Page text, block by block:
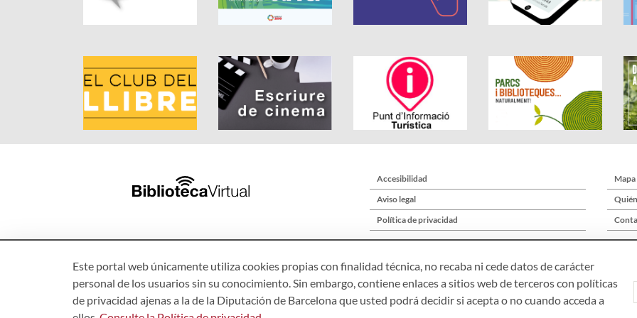
Accesibilidad
Aviso legal
Política de privacidad
Àrea de Cultura – Gerència de Serveis de Biblioteques. Comte d’Urgell, 187.
Este portal web únicamente utiliza cookies propias con finalidad técnica, no recaba ni cede datos de carácter
personal de los usuarios sin su conocimiento. Sin embargo, contiene enlaces a sitios web de terceros con políticas
de privacidad ajenas a la de la Diputación de Barcelona que usted podrá decidir si acepta o no cuando acceda a